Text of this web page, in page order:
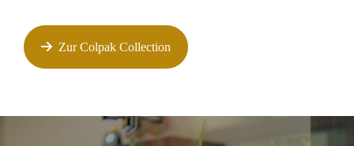
Zur Colpak Collection